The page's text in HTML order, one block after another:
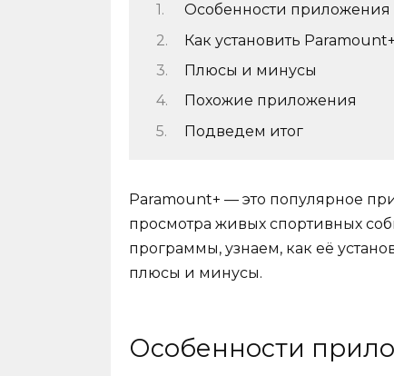
Особенности приложения
Как установить
Плюсы и минусы
Похожие приложения
Подведем итог
Paramount+ — это популярное
просмотра живых спортивных
программы, узнаем, как её
плюсы и минусы.
Особенности